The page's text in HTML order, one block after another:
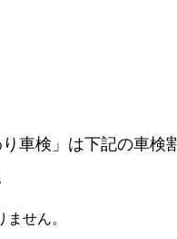
車検」は下記の車検
せん。